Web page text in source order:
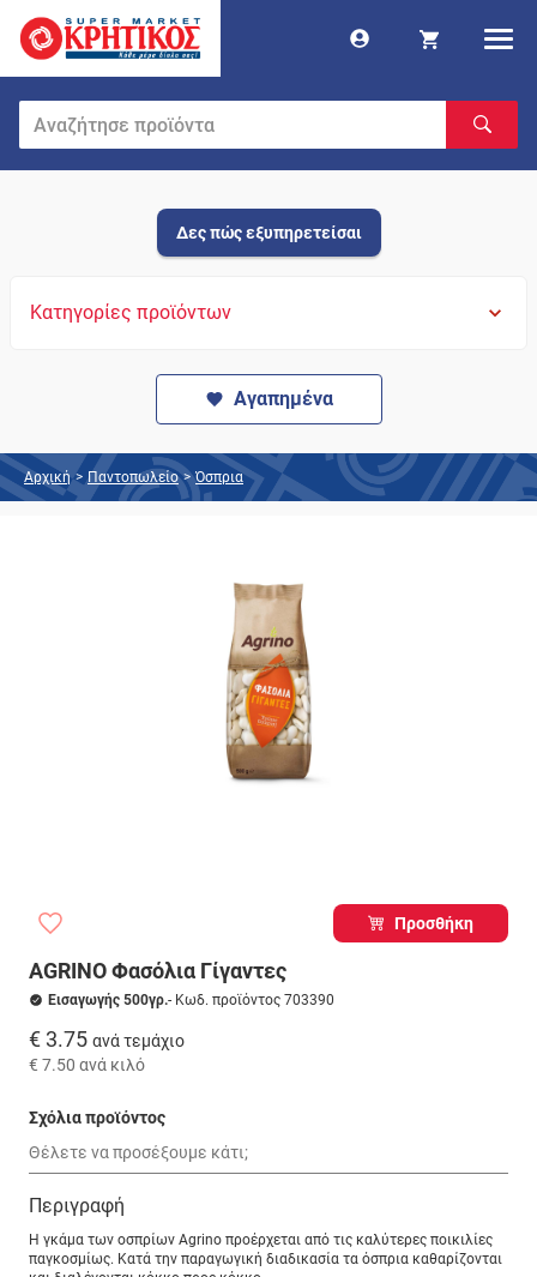
Δες πώς εξυπηρετείσαι
Κατηγορίες προϊόντων
Αγαπημένα
Αρχική > Παντοπωλείο > Όσπρια
Προσθήκη
AGRINO Φασόλια Γίγαντες
Εισαγωγής 500γρ.- Κωδ. προϊόντος 703390
€ 3.75 ανά τεμάχιο
€ 7.50 ανά κιλό
Σχόλια προϊόντος
Περιγραφή
Η γκάμα των οσπρίων Agrino προέρχεται από τις καλύτερες ποικιλίες
παγκοσμίως. Κατά την παραγωγική διαδικασία τα όσπρια καθαρίζονται